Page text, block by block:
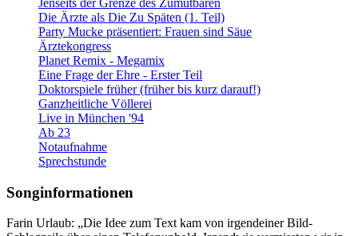
Die Ärzte als Die Zu Späten (1. Teil)
Party Mucke präsentiert: Frauen sind Säue
Ärztekongress
Planet Remix - Megamix
Eine Frage der Ehre - Erster Teil
Doktorspiele früher (früher bis kurz darauf!)
Ganzheitliche Völlerei
Live in München '94
Ab 23
Notaufnahme
Sprechstunde
Songinformationen
Farin Urlaub: „Die Idee zum Text kam von irgendeiner Bild-